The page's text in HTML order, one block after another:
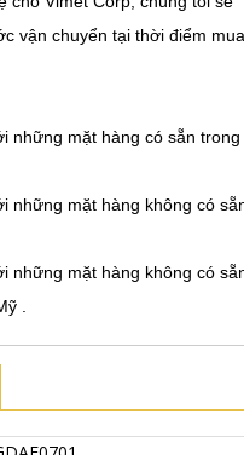
vận chuyển tại thời điểm mua
những mặt hàng có sẵn trong
những mặt hàng không có
những mặt hàng không có
.